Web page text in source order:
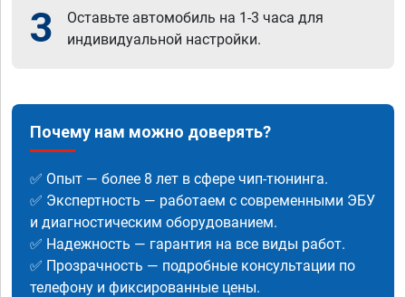
3
Оставьте автомобиль на 1-3 часа для
индивидуальной настройки.
Почему нам можно доверять?
✅ Опыт — более 8 лет в сфере чип-тюнинга.
✅ Экспертность — работаем с современными ЭБУ
и диагностическим оборудованием.
✅ Надежность — гарантия на все виды работ.
✅ Прозрачность — подробные консультации по
телефону и фиксированные цены.